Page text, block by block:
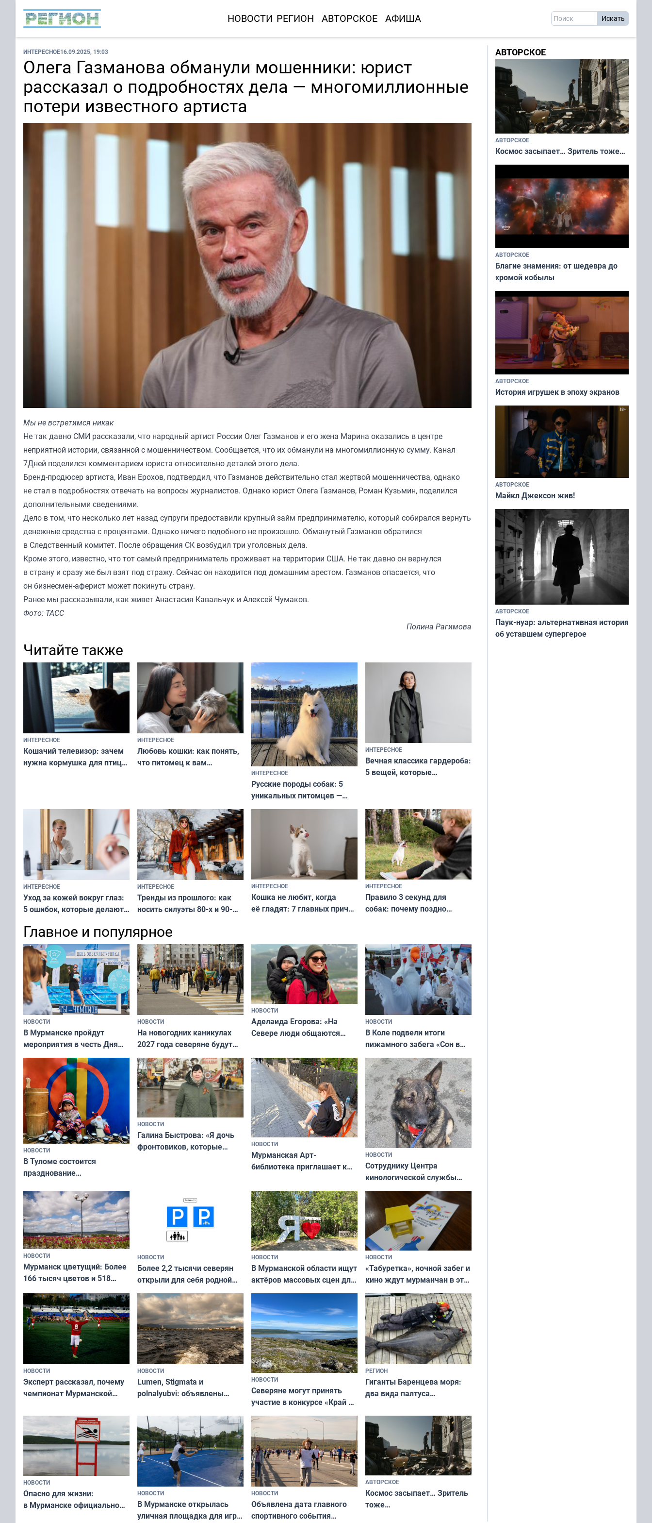
НОВОСТИ РЕГИОН АВТОРСКОЕ АФИША
ИНТЕРЕСНОЕ16.09.2025, 19:03
Олега Газманова обманули мошенники: юрист
рассказал о подробностях дела — многомиллионные
потери известного артиста
Мы не встретимся никак
Не так давно СМИ рассказали, что народный артист России Олег Газманов и его жена Марина оказались в центре
неприятной истории, связанной с мошенничеством. Сообщается, что их обманули на многомиллионную сумму. Канал
7Дней поделился комментарием юриста относительно деталей этого дела.
Бренд-продюсер артиста, Иван Ерохов, подтвердил, что Газманов действительно стал жертвой мошенничества, однако
не стал в подробностях отвечать на вопросы журналистов. Однако юрист Олега Газманов, Роман Кузьмин, поделился
дополнительными сведениями.
Дело в том, что несколько лет назад супруги предоставили крупный займ предпринимателю, который собирался вернуть
денежные средства с процентами. Однако ничего подобного не произошло. Обманутый Газманов обратился
в Следственный комитет. После обращения СК возбудил три уголовных дела.
Кроме этого, известно, что тот самый предприниматель проживает на территории США. Не так давно он вернулся
в страну и сразу же был взят под стражу. Сейчас он находится под домашним арестом. Газманов опасается, что
он бизнесмен-аферист может покинуть страну.
Ранее мы рассказывали, как живет Анастасия Кавальчук и Алексей Чумаков.
Фото: ТАСС
Полина Рагимова
Читайте также
ИНТЕРЕСНОЕ
Кошачий телевизор: зачем
нужна кормушка для птиц
ИНТЕРЕСНОЕ
Любовь кошки: как понять,
что питомец к вам
ИНТЕРЕСНОЕ
Русские породы собак: 5
уникальных питомцев —
национальные сокровища
и характером
ИНТЕРЕСНОЕ
Вечная классика гардероба:
5 вещей, которые
и актуально в любой сезон
ИНТЕРЕСНОЕ
Уход за кожей вокруг глаз:
5 ошибок, которые делают
и вернуть свежий взгляд
без дорогих средств
ИНТЕРЕСНОЕ
Тренды из прошлого: как
носить силуэты 80-х и 90-
современно и стильно без
переплат
ИНТЕРЕСНОЕ
Кошка не любит, когда
её гладят: 7 главных причин
независимому питомцу
ИНТЕРЕСНОЕ
Правило 3 секунд для
собак: почему поздно
питомцу всё сразу и без
криков
Главное и популярное
НОВОСТИ
В Мурманске пройдут
мероприятия в честь Дня
физкультурника
НОВОСТИ
На новогодних каникулах
2027 года северяне будут
отдыхать 11 дней
НОВОСТИ
Аделаида Егорова: «На
Севере люди общаются
а потому что
ты им интересен»
НОВОСТИ
В Коле подвели итоги
пижамного забега «Сон в
Олимпийскую ночь»
НОВОСТИ
В Туломе состоится
празднование
коренных народов мира
НОВОСТИ
Галина Быстрова: «Я дочь
фронтовиков, которые
НОВОСТИ
Мурманская Арт-
библиотека приглашает к
и фотографов
НОВОСТИ
Сотруднику Центра
кинологической службы
ищут новый дом
НОВОСТИ
Мурманск цветущий: Более
166 тысяч цветов и 518
НОВОСТИ
Более 2,2 тысячи северян
открыли для себя родной
край в рамках проекта
«Туризм для своих»
НОВОСТИ
В Мурманской области ищут
актёров массовых сцен для
съёмок в
короткометражном фильме
НОВОСТИ
«Табуретка», ночной забег и
кино ждут мурманчан в эти
выходные
НОВОСТИ
Эксперт рассказал, почему
чемпионат Мурманской
незамеченным
НОВОСТИ
Lumen, Stigmata и
polnalyubvi: объявлены
«Имандра» в 2026 года
НОВОСТИ
Северяне могут принять
участие в конкурсе «Край у
северной границы: фотогид
по Печенгскому округу»
РЕГИОН
Гиганты Баренцева моря:
два вида палтуса
НОВОСТИ
Опасно для жизни:
в Мурманске официально
НОВОСТИ
В Мурманске открылась
уличная площадка для игры
НОВОСТИ
Объявлена дата главного
спортивного события
АВТОРСКОЕ
Космос засыпает… Зритель
тоже…
АВТОРСКОЕ
АВТОРСКОЕ
Космос засыпает… Зритель тоже…
АВТОРСКОЕ
Благие знамения: от шедевра до
хромой кобылы
АВТОРСКОЕ
История игрушек в эпоху экранов
АВТОРСКОЕ
Майкл Джексон жив!
АВТОРСКОЕ
Паук-нуар: альтернативная история
об уставшем супергерое